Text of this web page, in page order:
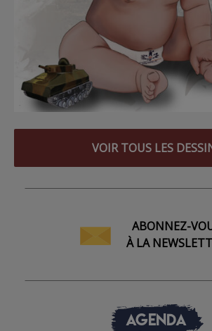
VOIR TOUS LES
ABONNEZ-
À LA
AGENDA